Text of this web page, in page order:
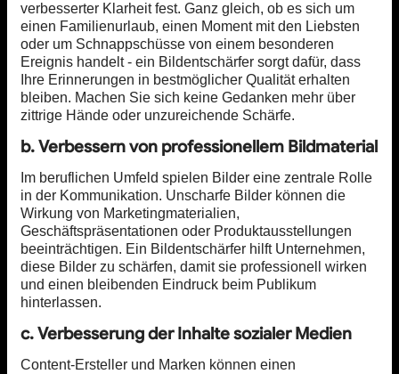
verbesserter Klarheit fest. Ganz gleich, ob es sich um
einen Familienurlaub, einen Moment mit den Liebsten
oder um Schnappschüsse von einem besonderen
Ereignis handelt - ein Bildentschärfer sorgt dafür, dass
Ihre Erinnerungen in bestmöglicher Qualität erhalten
bleiben. Machen Sie sich keine Gedanken mehr über
zittrige Hände oder unzureichende Schärfe.
b. Verbessern von professionellem Bildmaterial
Im beruflichen Umfeld spielen Bilder eine zentrale Rolle
in der Kommunikation. Unscharfe Bilder können die
Wirkung von Marketingmaterialien,
Geschäftspräsentationen oder Produktausstellungen
beeinträchtigen. Ein Bildentschärfer hilft Unternehmen,
diese Bilder zu schärfen, damit sie professionell wirken
und einen bleibenden Eindruck beim Publikum
hinterlassen.
c. Verbesserung der Inhalte sozialer Medien
Content-Ersteller und Marken können einen